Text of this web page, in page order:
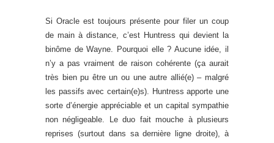
Si Oracle est toujours présente pour filer un coup
de main à distance, c’est Huntress qui devient la
binôme de Wayne. Pourquoi elle ? Aucune idée, il
n’y a pas vraiment de raison cohérente (ça aurait
très bien pu être un ou une autre allié(e) – malgré
les passifs avec certain(e)s). Huntress apporte une
sorte d’énergie appréciable et un capital sympathie
non négligeable. Le duo fait mouche à plusieurs
reprises (surtout dans sa dernière ligne droite), à